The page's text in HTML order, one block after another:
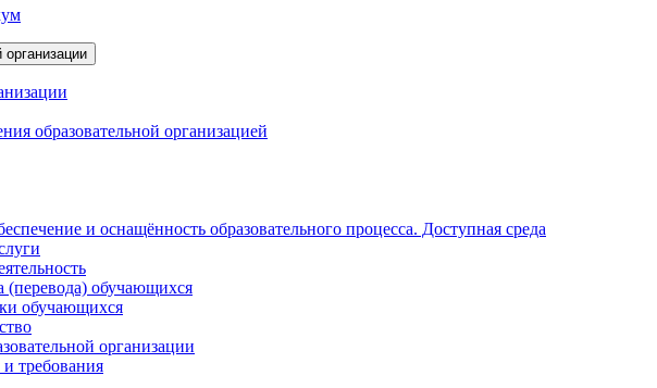
образовательной организацией
и оснащённость образовательного процесса. Доступная среда
(перевода) обучающихся
обучающихся
организации
требования